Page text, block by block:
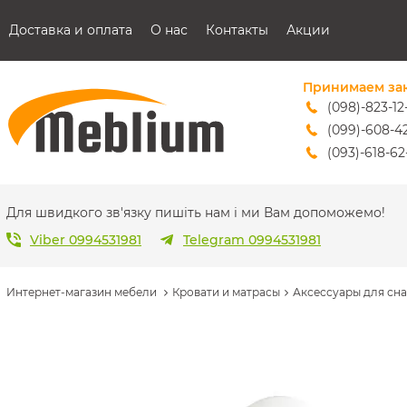
Доставка и оплата О нас Контакты Акции
Принимаем
(098)-823-
(099)-608-
(093)-618-
Для швидкого зв'язку пишіть нам і ми Вам допоможемо!
Viber 0994531981
Telegram 0994531981
Интернет-магазин мебели Кровати и матрасы Аксессуары для сна